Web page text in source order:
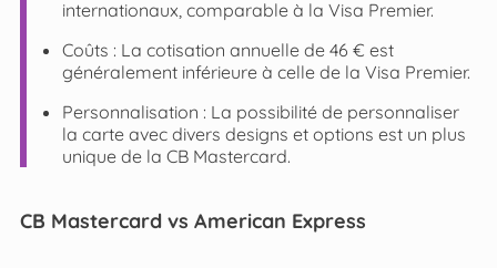
internationaux, comparable à la Visa Premier.
Coûts : La cotisation annuelle de 46 € est
généralement inférieure à celle de la Visa Premier.
Personnalisation : La possibilité de personnaliser
la carte avec divers designs et options est un plus
unique de la CB Mastercard.
CB Mastercard vs American Express